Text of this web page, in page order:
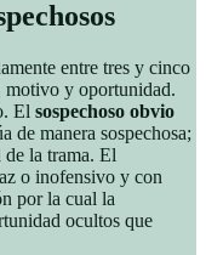
entre tres y cinco
motivo y oportunidad.
El sospechoso obvio
de manera sospechosa;
de la trama. El
o inofensivo y con
por la cual la
ocultos que